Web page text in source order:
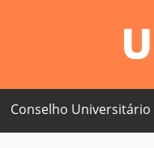
Conselho Universitário